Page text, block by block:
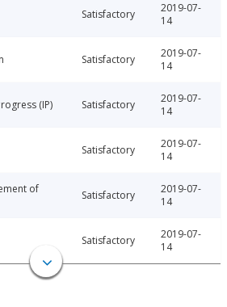
Satisfactory
2019-07-
14
Satisfactory
2019-07-
14
(IP) Satisfactory
2019-07-
14
Satisfactory
2019-07-
14
of
Satisfactory
2019-07-
14
Satisfactory
2019-07-
14